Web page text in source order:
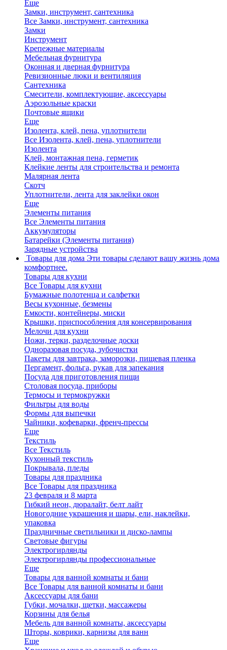
Еще
Замки, инструмент, сантехника
Все Замки, инструмент, сантехника
Замки
Инструмент
Крепежные материалы
Мебельная фурнитура
Оконная и дверная фурнитура
Ревизионные люки и вентиляция
Сантехника
Смесители, комплектующие, аксессуары
Аэрозольные краски
Почтовые ящики
Еще
Изолента, клей, пена, уплотнители
Все Изолента, клей, пена, уплотнители
Изолента
Клей, монтажная пена, герметик
Клейкие ленты для строительства и ремонта
Малярная лента
Скотч
Уплотнители, лента для заклейки окон
Еще
Элементы питания
Все Элементы питания
Аккумуляторы
Батарейки (Элементы питания)
Зарядные устройства
Товары для дома Эти товары сделают вашу жизнь дома
комфортнее.
Товары для кухни
Все Товары для кухни
Бумажные полотенца и салфетки
Весы кухонные, безмены
Емкости, контейнеры, миски
Крышки, приспособления для консервирования
Мелочи для кухни
Ножи, терки, разделочные доски
Одноразовая посуда, зубочистки
Пакеты для завтрака, заморозки, пищевая пленка
Пергамент, фольга, рукав для запекания
Посуда для приготовления пищи
Столовая посуда, приборы
Термосы и термокружки
Фильтры для воды
Формы для выпечки
Чайники, кофеварки, френч-прессы
Еще
Текстиль
Все Текстиль
Кухонный текстиль
Покрывала, пледы
Товары для праздника
Все Товары для праздника
23 февраля и 8 марта
Гибкий неон, дюралайт, белт лайт
Новогодние украшения и шары, ели, наклейки,
упаковка
Праздничные светильники и диско-лампы
Световые фигуры
Электрогирлянды
Электрогирлянды профессиональные
Еще
Товары для ванной комнаты и бани
Все Товары для ванной комнаты и бани
Аксессуары для бани
Губки, мочалки, щетки, массажеры
Корзины для белья
Мебель для ванной комнаты, аксессуары
Шторы, коврики, карнизы для ванн
Еще